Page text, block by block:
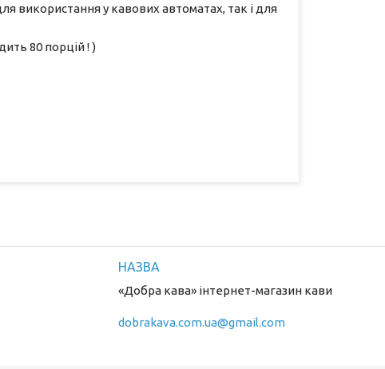
використання у кавових автоматах, так і для
80 порцій ! )
«Добра кава» інтернет-магазин кави
dobrakava.com.ua@gmail.com